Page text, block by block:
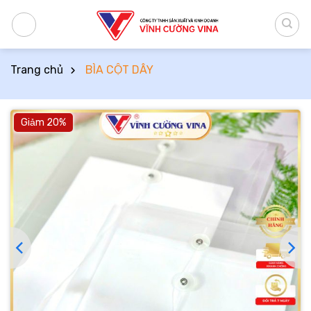
qua
Trang chủ
BÌA CỘT DÂY
Giảm 20%